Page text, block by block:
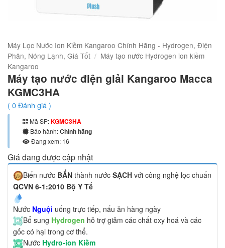
Máy Lọc Nước Ion Kiềm Kangaroo Chính Hãng - Hydrogen, Điện
Phân, Nóng Lạnh, Giá Tốt / Máy tạo nước Hydrogen ion kiềm
Kangaroo
Máy tạo nước điện giải Kangaroo Macca
KGMC3HA
( 0Đánh giá )
Mã SP:KGMC3HA
Bảo hành:Chính hãng
Đang xem: 16
Giá đang được cập nhật
Biến nước BẨN thành nước SẠCH với công nghệ lọc chuẩn
QCVN 6-1:2010 Bộ Y Tế
Nước Nguội uống trực tiếp, nấu ăn hàng ngày
Bổ sung Hydrogen hỗ trợ giảm các chất oxy hoá và các
gốc có hại trong cơ thể.
Nước Hydro-ion Kiềm